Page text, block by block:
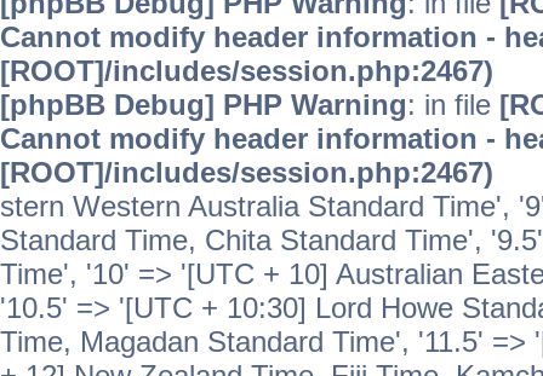
Cannot modify header information -
[ROOT]/includes/session.php:2467)
[phpBB Debug] PHP Warning: in file
Cannot modify header information -
[ROOT]/includes/session.php:2467)
stern Western Australia Standard Time',
Standard Time, Chita Standard Time',
Time', '10' => '[UTC + 10] Australian
'10.5' => '[UTC + 10:30] Lord Howe
Time, Magadan Standard Time', '11.5'